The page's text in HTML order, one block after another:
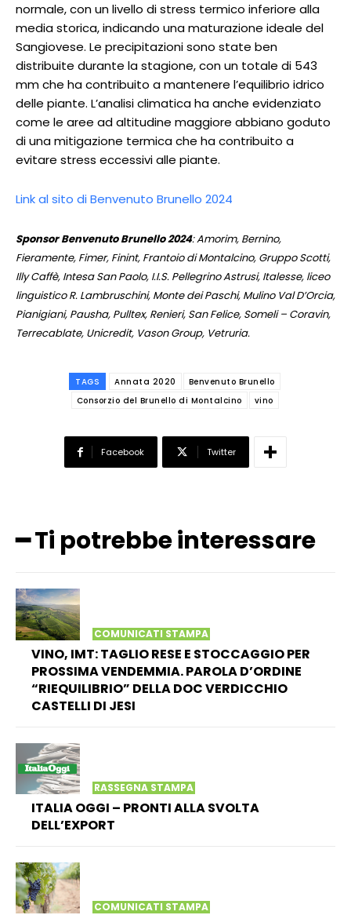
normale, con un livello di stress termico inferiore alla
media storica, indicando una maturazione ideale del
Sangiovese. Le precipitazioni sono state ben
distribuite durante la stagione, con un totale di 543
mm che ha contribuito a mantenere l’equilibrio idrico
delle piante. L’analisi climatica ha anche evidenziato
come le aree ad altitudine maggiore abbiano goduto
di una mitigazione termica che ha contribuito a
evitare stress eccessivi alle piante.
Link al sito di Benvenuto Brunello 2024
Sponsor Benvenuto Brunello 2024: Amorim, Bernino,
Fieramente, Fimer, Finint, Frantoio di Montalcino, Gruppo Scotti,
Illy Caffè, Intesa San Paolo, I.I.S. Pellegrino Astrusi, Italesse, liceo
linguistico R. Lambruschini, Monte dei Paschi, Mulino Val D’Orcia,
Pianigiani, Pausha, Pulltex, Renieri, San Felice, Someli – Coravin,
Terrecablate, Unicredit, Vason Group, Vetruria.
TAGS Annata 2020
Benvenuto Brunello
Consorzio del Brunello di Montalcino
vino
Facebook Twitter
━ Ti potrebbe interessare
COMUNICATI STAMPA
VINO, IMT: TAGLIO RESE E STOCCAGGIO PER
PROSSIMA VENDEMMIA. PAROLA D’ORDINE
“RIEQUILIBRIO” DELLA DOC VERDICCHIO
CASTELLI DI JESI
RASSEGNA STAMPA
ITALIA OGGI – PRONTI ALLA SVOLTA
DELL’EXPORT
COMUNICATI STAMPA